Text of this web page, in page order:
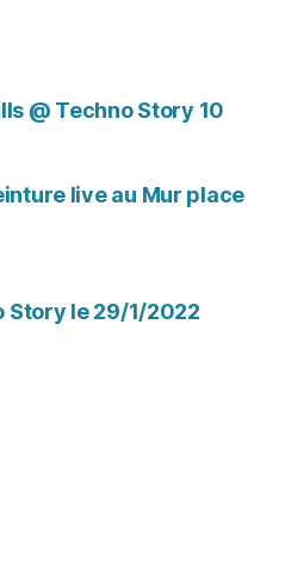
@ Techno Story 10
live au Mur place
Story le 29/1/2022